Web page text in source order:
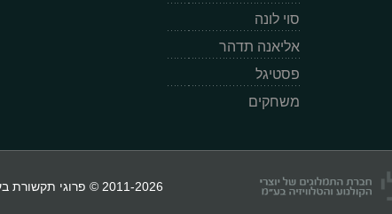
סוי לונה
אליאנה תדהר
פסטיגל
משחקים
2011-2026 © פרוגי תקשורת בע"מ